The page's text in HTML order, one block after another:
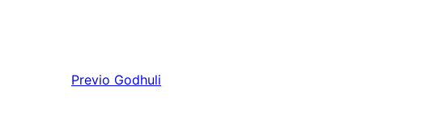
Previo Godhuli